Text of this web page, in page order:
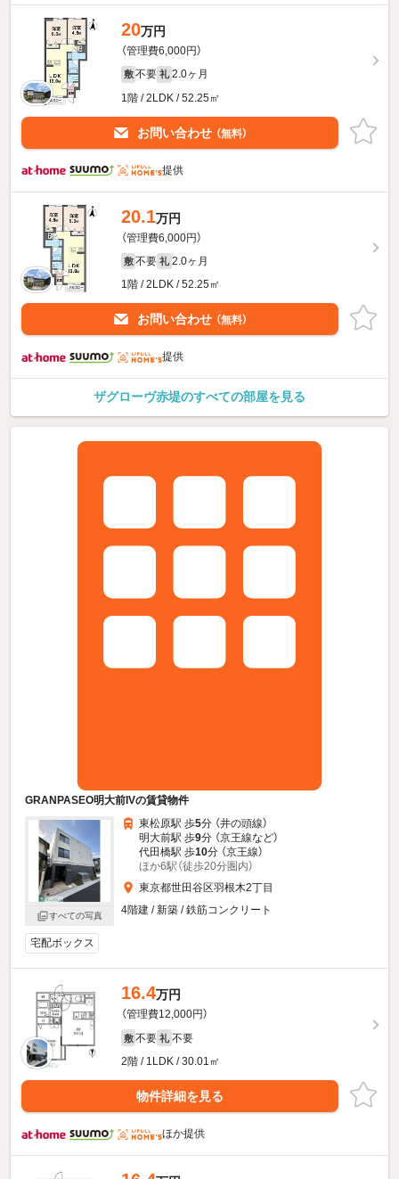
20万円
（管理費6,000円）
敷 不要 礼 2.0ヶ月
1階 / 2LDK / 52.25㎡
お問い合わせ （無料）
提供
20.1万円
（管理費6,000円）
敷 不要 礼 2.0ヶ月
1階 / 2LDK / 52.25㎡
お問い合わせ （無料）
提供
ザグローヴ赤堤のすべての部屋を見る
GRANPASEO明大前IVの賃貸物件
すべての写真
東松原駅 歩5分 （井の頭線）
明大前駅 歩9分 （京王線など）
代田橋駅 歩10分 （京王線）
ほか6駅（徒歩20分圏内）
東京都世田谷区羽根木2丁目
4階建 / 新築 / 鉄筋コンクリート
宅配ボックス
16.4万円
（管理費12,000円）
敷 不要 礼 不要
2階 / 1LDK / 30.01㎡
物件詳細を見る
ほか提供